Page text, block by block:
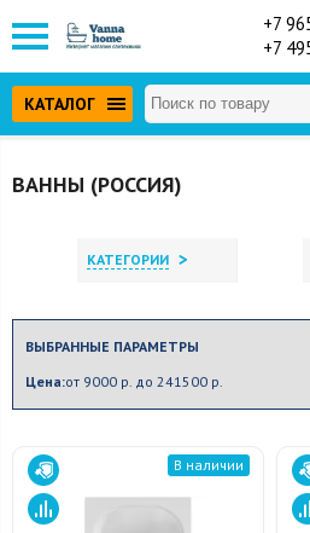
+7
+7
КАТАЛОГ
ВАННЫ (РОССИЯ)
КАТЕГОРИИ >
ВЫБРАННЫЕ ПАРАМЕТРЫ
Цена:от 9000 р. до 241500 р.
В наличии